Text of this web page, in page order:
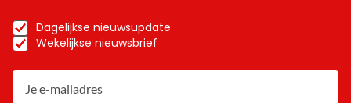
Dagelijkse nieuwsupdate
Wekelijkse nieuwsbrief